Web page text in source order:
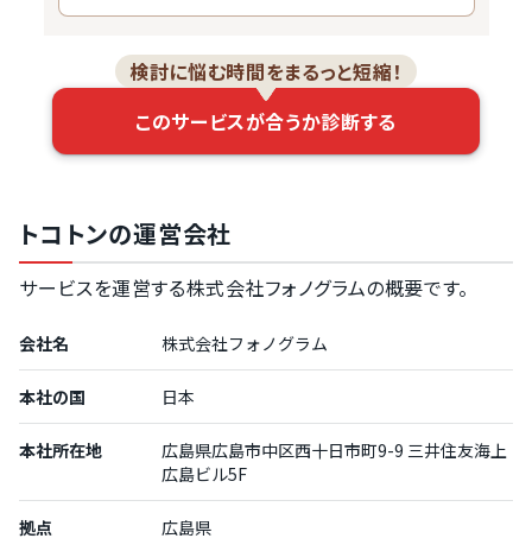
検討に悩む時間をまるっと短縮！
このサービスが合うか診断する
トコトンの運営会社
サービスを運営する株式会社フォノグラムの概要です。
会社名 株式会社フォノグラム
本社の国 日本
本社所在地
広島県広島市中区西十日市町9-9 三井住友海上
広島ビル5F
拠点 広島県